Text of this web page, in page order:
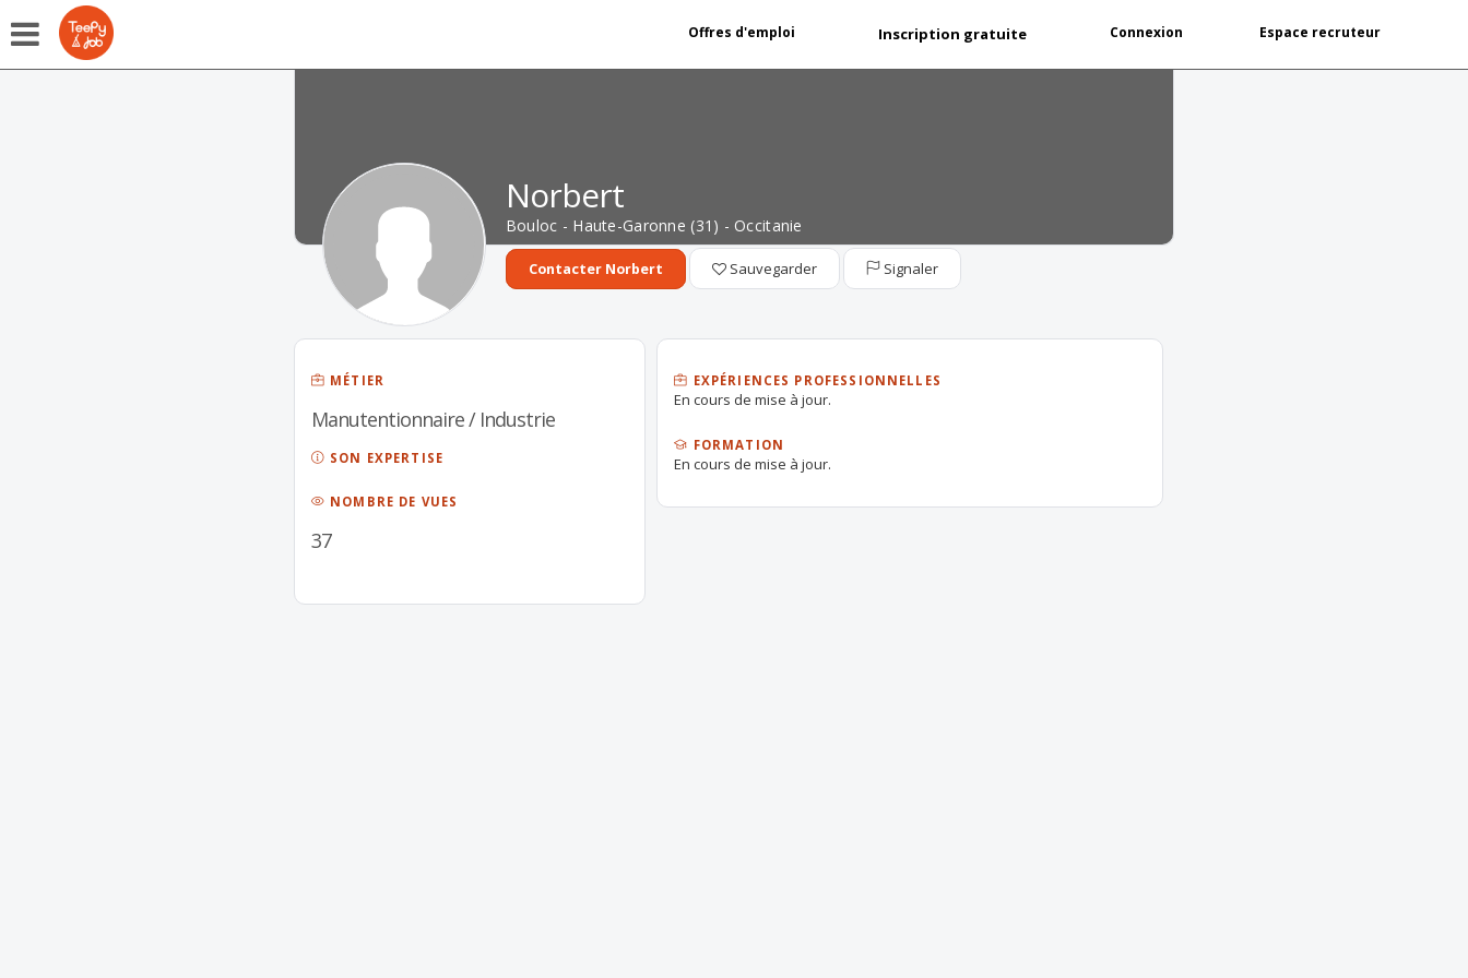
Offres d'emploi Inscription gratuite Connexion Espace recruteur
Norbert
Bouloc - Haute-Garonne (31) - Occitanie
Contacter Norbert Sauvegarder Signaler
MÉTIER
Manutentionnaire / Industrie
SON EXPERTISE
NOMBRE DE VUES
37
EXPÉRIENCES PROFESSIONNELLES
En cours de mise à jour.
FORMATION
En cours de mise à jour.